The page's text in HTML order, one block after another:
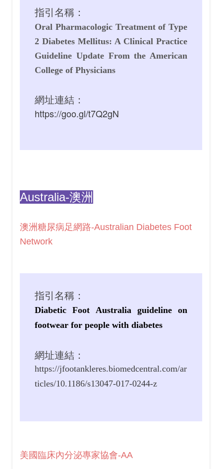
指引名稱：
Oral Pharmacologic Treatment of Type
2 Diabetes Mellitus: A Clinical Practice
Guideline Update From the American
College of Physicians
網址連結：
https://goo.gl/t7Q2gN
Australia-澳洲
澳洲糖尿病足網路-Australian Diabetes Foot
Network
指引名稱：
Diabetic Foot Australia guideline on
footwear for people with diabetes
網址連結：
https://jfootankleres.biomedcentral.com/ar
ticles/10.1186/s13047-017-0244-z
美國臨床內分泌專家協會-AA